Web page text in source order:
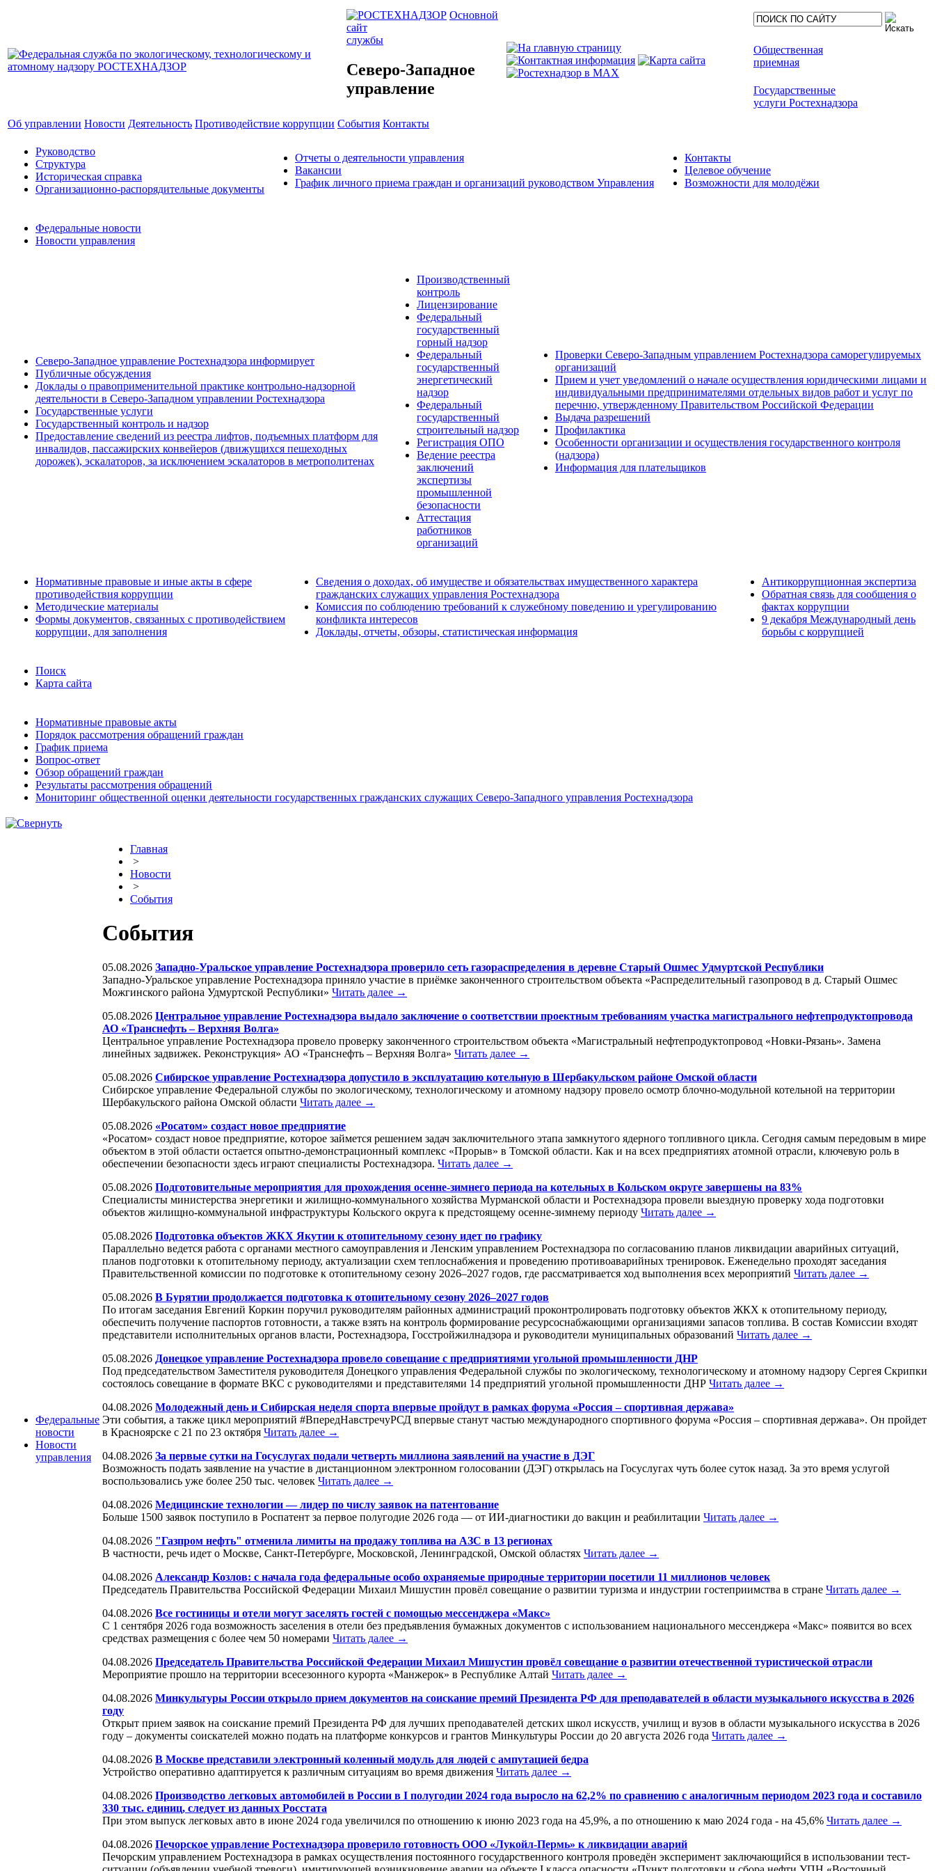
Основной
сайт
службы
Северо-Западное
управление
Общественная
приемная
Государственные
услуги Ростехнадзора
Об управлении Новости Деятельность Противодействие коррупции События Контакты
Руководство
Структура
Историческая справка
Организационно-распорядительные документы
Отчеты о деятельности управления
Вакансии
График личного приема граждан и организаций руководством Управления
Контакты
Целевое обучение
Возможности для молодёжи
Федеральные новости
Новости управления
Северо-Западное управление Ростехнадзора информирует
Публичные обсуждения
Доклады о правоприменительной практике контрольно-надзорной
деятельности в Северо-Западном управлении Ростехнадзора
Государственные услуги
Государственный контроль и надзор
Предоставление сведений из реестра лифтов, подъемных платформ для
инвалидов, пассажирских конвейеров (движущихся пешеходных
дорожек), эскалаторов, за исключением эскалаторов в метрополитенах
Производственный
контроль
Лицензирование
Федеральный
государственный
горный надзор
Федеральный
государственный
энергетический
надзор
Федеральный
государственный
строительный надзор
Регистрация ОПО
Ведение реестра
заключений
экспертизы
промышленной
безопасности
Аттестация
работников
организаций
Проверки Северо-Западным управлением Ростехнадзора саморегулируемых
организаций
Прием и учет уведомлений о начале осуществления юридическими лицами и
индивидуальными предпринимателями отдельных видов работ и услуг по
перечню, утвержденному Правительством Российской Федерации
Выдача разрешений
Профилактика
Особенности организации и осуществления государственного контроля
(надзора)
Информация для плательщиков
Нормативные правовые и иные акты в сфере
противодействия коррупции
Методические материалы
Формы документов, связанных с противодействием
коррупции, для заполнения
Сведения о доходах, об имуществе и обязательствах имущественного характера
гражданских служащих управления Ростехнадзора
Комиссия по соблюдению требований к служебному поведению и урегулированию
конфликта интересов
Доклады, отчеты, обзоры, статистическая информация
Антикоррупционная экспертиза
Обратная связь для сообщения о
фактах коррупции
9 декабря Международный день
борьбы с коррупцией
Поиск
Карта сайта
Нормативные правовые акты
Порядок рассмотрения обращений граждан
График приема
Вопрос-ответ
Обзор обращений граждан
Результаты рассмотрения обращений
Мониторинг общественной оценки деятельности государственных гражданских служащих Северо-Западного управления Ростехнадзора
Федеральные
новости
Новости
управления
Главная
>
Новости
>
События
События
05.08.2026 Западно-Уральское управление Ростехнадзора проверило сеть газораспределения в деревне Старый Ошмес Удмуртской Республики
Западно-Уральское управление Ростехнадзора приняло участие в приёмке законченного строительством объекта «Распределительный газопровод в д. Старый Ошмес
Можгинского района Удмуртской Республики» Читать далее →
05.08.2026 Центральное управление Ростехнадзора выдало заключение о соответствии проектным требованиям участка магистрального нефтепродуктопровода
АО «Транснефть – Верхняя Волга»
Центральное управление Ростехнадзора провело проверку законченного строительством объекта «Магистральный нефтепродуктопровод «Новки-Рязань». Замена
линейных задвижек. Реконструкция» АО «Транснефть – Верхняя Волга» Читать далее →
05.08.2026 Сибирское управление Ростехнадзора допустило в эксплуатацию котельную в Шербакульском районе Омской области
Сибирское управление Федеральной службы по экологическому, технологическому и атомному надзору провело осмотр блочно-модульной котельной на территории
Шербакульского района Омской области Читать далее →
05.08.2026 «Росатом» создаст новое предприятие
«Росатом» создаст новое предприятие, которое займется решением задач заключительного этапа замкнутого ядерного топливного цикла. Сегодня самым передовым в мире
объектом в этой области остается опытно-демонстрационный комплекс «Прорыв» в Томской области. Как и на всех предприятиях атомной отрасли, ключевую роль в
обеспечении безопасности здесь играют специалисты Ростехнадзора. Читать далее →
05.08.2026 Подготовительные мероприятия для прохождения осенне-зимнего периода на котельных в Кольском округе завершены на 83%
Специалисты министерства энергетики и жилищно-коммунального хозяйства Мурманской области и Ростехнадзора провели выездную проверку хода подготовки
объектов жилищно-коммунальной инфраструктуры Кольского округа к предстоящему осенне-зимнему периоду Читать далее →
05.08.2026 Подготовка объектов ЖКХ Якутии к отопительному сезону идет по графику
Параллельно ведется работа с органами местного самоуправления и Ленским управлением Ростехнадзора по согласованию планов ликвидации аварийных ситуаций,
планов подготовки к отопительному периоду, актуализации схем теплоснабжения и проведению противоаварийных тренировок. Еженедельно проходят заседания
Правительственной комиссии по подготовке к отопительному сезону 2026–2027 годов, где рассматривается ход выполнения всех мероприятий Читать далее →
05.08.2026 В Бурятии продолжается подготовка к отопительному сезону 2026–2027 годов
По итогам заседания Евгений Коркин поручил руководителям районных администраций проконтролировать подготовку объектов ЖКХ к отопительному периоду,
обеспечить получение паспортов готовности, а также взять на контроль формирование ресурсоснабжающими организациями запасов топлива. В состав Комиссии входят
представители исполнительных органов власти, Ростехнадзора, Госстройжилнадзора и руководители муниципальных образований Читать далее →
05.08.2026 Донецкое управление Ростехнадзора провело совещание с предприятиями угольной промышленности ДНР
Под председательством Заместителя руководителя Донецкого управления Федеральной службы по экологическому, технологическому и атомному надзору Сергея Скрипки
состоялось совещание в формате ВКС с руководителями и представителями 14 предприятий угольной промышленности ДНР Читать далее →
04.08.2026 Молодежный день и Сибирская неделя спорта впервые пройдут в рамках форума «Россия – спортивная держава»
Эти события, а также цикл мероприятий #ВпередНавстречуРСД впервые станут частью международного спортивного форума «Россия – спортивная держава». Он пройдет
в Красноярске с 21 по 23 октября Читать далее →
04.08.2026 За первые сутки на Госуслугах подали четверть миллиона заявлений на участие в ДЭГ
Возможность подать заявление на участие в дистанционном электронном голосовании (ДЭГ) открылась на Госуслугах чуть более суток назад. За это время услугой
воспользовались уже более 250 тыс. человек Читать далее →
04.08.2026 Медицинские технологии — лидер по числу заявок на патентование
Больше 1500 заявок поступило в Роспатент за первое полугодие 2026 года — от ИИ-диагностики до вакцин и реабилитации Читать далее →
04.08.2026 "Газпром нефть" отменила лимиты на продажу топлива на АЗС в 13 регионах
В частности, речь идет о Москве, Санкт-Петербурге, Московской, Ленинградской, Омской областях Читать далее →
04.08.2026 Александр Козлов: с начала года федеральные особо охраняемые природные территории посетили 11 миллионов человек
Председатель Правительства Российской Федерации Михаил Мишустин провёл совещание о развитии туризма и индустрии гостеприимства в стране Читать далее →
04.08.2026 Все гостиницы и отели могут заселять гостей с помощью мессенджера «Макс»
С 1 сентября 2026 года возможность заселения в отели без предъявления бумажных документов с использованием национального мессенджера «Макс» появится во всех
средствах размещения с более чем 50 номерами Читать далее →
04.08.2026 Председатель Правительства Российской Федерации Михаил Мишустин провёл совещание о развитии отечественной туристической отрасли
Мероприятие прошло на территории всесезонного курорта «Манжерок» в Республике Алтай Читать далее →
04.08.2026 Минкультуры России открыло прием документов на соискание премий Президента РФ для преподавателей в области музыкального искусства в 2026
году
Открыт прием заявок на соискание премий Президента РФ для лучших преподавателей детских школ искусств, училищ и вузов в области музыкального искусства в 2026
году – документы соискателей можно подать на платформе конкурсов и грантов Минкультуры России до 20 августа 2026 года Читать далее →
04.08.2026 В Москве представили электронный коленный модуль для людей с ампутацией бедра
Устройство оперативно адаптируется к различным ситуациям во время движения Читать далее →
04.08.2026 Производство легковых автомобилей в России в I полугодии 2024 года выросло на 62,2% по сравнению с аналогичным периодом 2023 года и составило
330 тыс. единиц, следует из данных Росстата
При этом выпуск легковых авто в июне 2024 года увеличился по отношению к июню 2023 года на 45,9%, а по отношению к маю 2024 года - на 45,6% Читать далее →
04.08.2026 Печорское управление Ростехнадзора проверило готовность ООО «Лукойл-Пермь» к ликвидации аварий
Печорским управлением Ростехнадзора в рамках осуществления постоянного государственного контроля проведён эксперимент заключающийся в использовании тест-